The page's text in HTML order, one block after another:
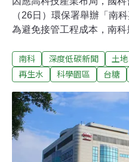
（26日）環保署舉辦「南
為避免接管工程成本，南
專案小組最後決議通過，
下用水量的計算方式，各產
「換水」模式擬沿用其他
保市，總面積88公頃，西
田。國科會產學及園區業
園區在國科會所屬園區中屬
未來會引進精準健康、智
南科 深度低碳新聞 土
再生水
科學園區 台糖